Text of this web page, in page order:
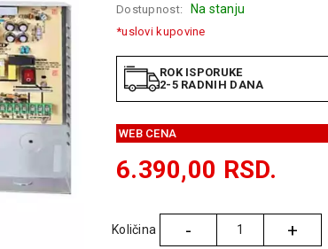
Dostupnost: Na stanju
*uslovi kupovine
ROK ISPORUKE
2-5 RADNIH DANA
WEB CENA
6.390,00 RSD.
Količina - +